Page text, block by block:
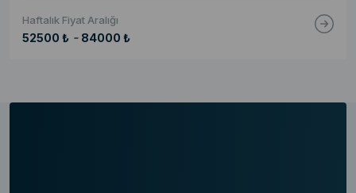
Haftalık Fiyat Aralığı
52500 ₺ - 84000 ₺